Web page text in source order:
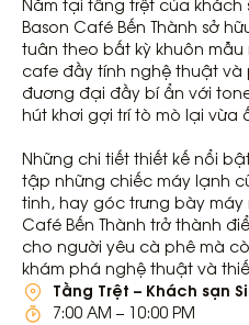
Nằm tại tầng trệt của khách
Bason Café Bến Thành sở
tuân theo bất kỳ khuôn
cafe đầy tính nghệ thuật và
đương đại đầy bí ẩn với
hút khơi gợi trí tò mò lại vừa
Những chi tiết thiết kế nổi
tập những chiếc máy lạnh
tinh, hay góc trưng bày máy
Café Bến Thành trở thành
cho người yêu cà phê mà
khám phá nghệ thuật và
Tầng Trệt – Khách sạn
7:00 AM – 10:00 PM